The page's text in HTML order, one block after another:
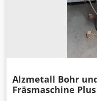
Alzmetall Bohr
Fräsmaschine Plus